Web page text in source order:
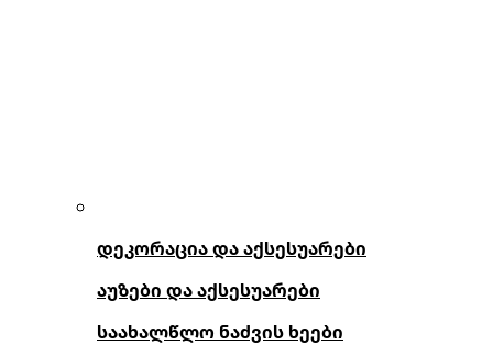
დეკორაცია და აქსესუარები
აუზები და აქსესუარები
საახალწლო ნაძვის ხეები